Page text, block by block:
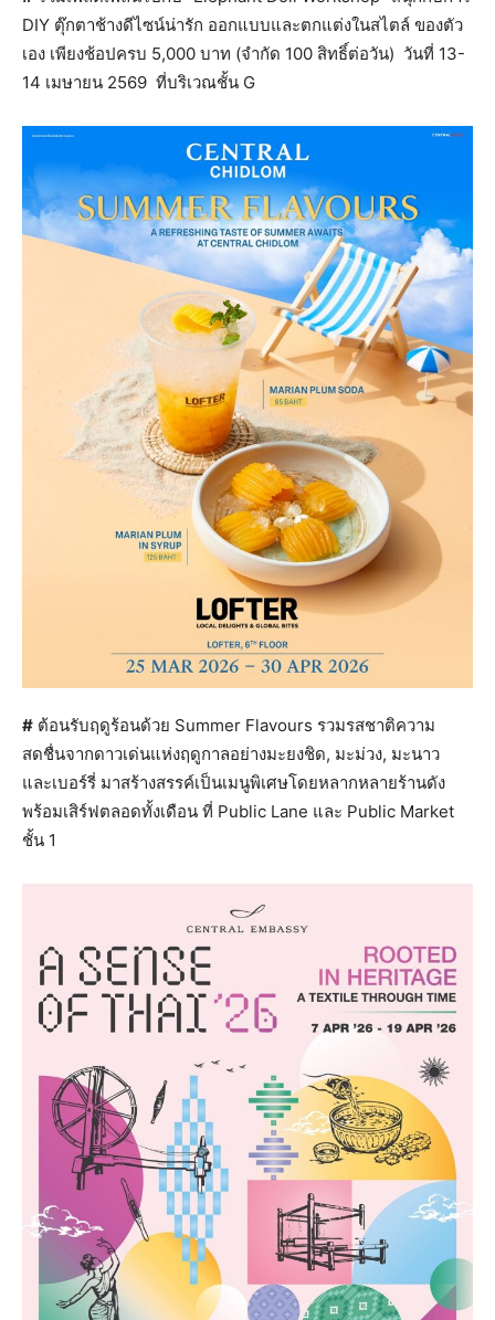
DIY ตุ๊กตาช้างดีไซน์น่ารัก ออกแบบและตกแต่งในสไตล์ ของตัว
เอง เพียงช้อปครบ 5,000 บาท (จำกัด 100 สิทธิ์ต่อวัน) วันที่ 13-
14 เมษายน 2569 ที่บริเวณชั้น G
# ต้อนรับฤดูร้อนด้วย Summer Flavours รวมรสชาติความ
สดชื่นจากดาวเด่นแห่งฤดูกาลอย่างมะยงชิด, มะม่วง, มะนาว
และเบอร์รี่ มาสร้างสรรค์เป็นเมนูพิเศษโดยหลากหลายร้านดัง
พร้อมเสิร์ฟตลอดทั้งเดือน ที่ Public Lane และ Public Market
ชั้น 1